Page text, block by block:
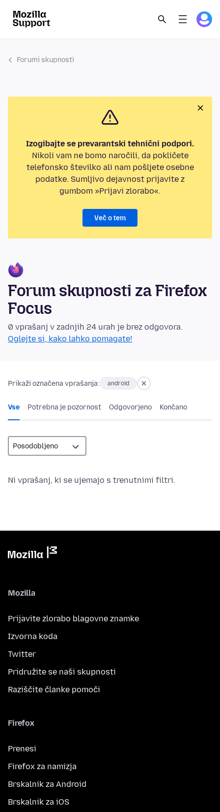
Forumi skupnosti
Izogibajte se prevarantski tehnični podpori.
Nikoli vam ne bomo naročili, da pokličete
telefonsko številko ali nam pošljete osebne
podatke. Sumljivo dejavnost prijavite z
gumbom »Prijavi zlorabo«.
Več o tem
Forum skupnosti za Firefox
Focus
0 vprašanj v zadnjih 24 urah je brez odgovora.
Oglejte si, kako lahko pomagate!
Prikaži označena vprašanja: android
Vse Potrebna je pozornost Odgovorjeno Končano
Ni vprašanj, ki se ujemajo s trenutnimi filtri.
Mozilla
Prijavite zlorabo blagovne znamke
Izvorna koda
Twitter
Pridružite se naši skupnosti
Raziščite članke pomoči
Firefox
Prenesi
Firefox za namizja
Brskalnik za Android
Brskalnik za iOS